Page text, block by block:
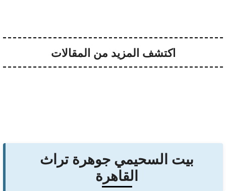
اكتشف المزيد من المقالات
بيت السحيمي جوهرة تراث
القاهرة